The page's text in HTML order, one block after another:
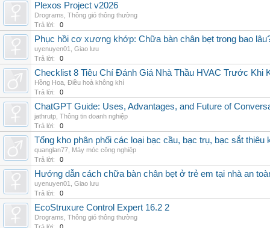
Plexos Project v2026
Drograms Thông gió thông thường
Trả lời:
0
Phục hồi cơ xương khớp: Chữa bàn chân bẹt trong bao
uyenuyen01
Giao lưu
Trả lời:
0
Checklist 8 Tiêu Chí Đánh Giá Nhà Thầu HVAC Trước Khi
Hồng Hoa Điều hoà không khí
Trả lời:
0
ChatGPT Guide: Uses, Advantages, and Future of
jathrutp Thông tin doanh nghiệp
Trả lời:
0
Tổng kho phân phối các loại bạc cầu, bạc trụ, bạc sắt thiêu
quanglan77 Máy móc công nghiệp
Trả lời:
0
Hướng dẫn cách chữa bàn chân bẹt ở trẻ em tại nhà an
uyenuyen01
Giao lưu
Trả lời:
0
EcoStruxure Control Expert 16.2 2
Drograms Thông gió thông thường